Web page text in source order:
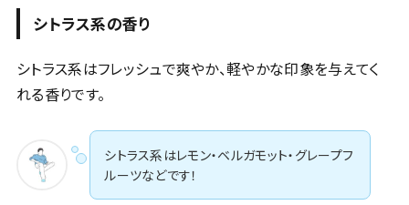
シトラス系の香り
シトラス系はフレッシュで爽やか、軽やかな印象を与えてく
れる香りです。
シトラス系はレモン・ベルガモット・グレープフ
ルーツなどです！